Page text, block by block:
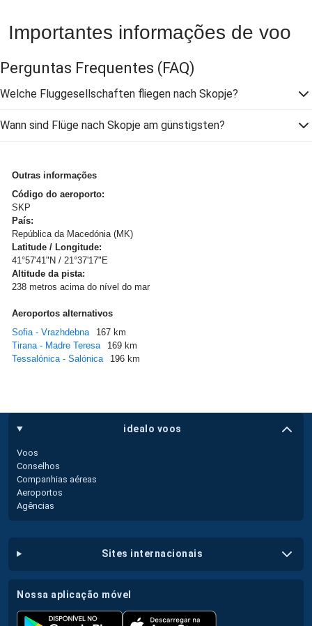
Importantes informações de voo
Perguntas Frequentes (FAQ)
Welche Fluggesellschaften fliegen nach Skopje?
Wann sind Flüge nach Skopje am günstigsten?
Outras informações
Código do aeroporto:
SKP
País:
República da Macedónia (MK)
Latitude / Longitude:
41°57'41"N / 21°37'17"E
Altitude da pista:
238 metros acima do nível do mar
Aeroportos alternativos
Sofia - Vrazhdebna
167 km
Tirana - Madre Teresa
169 km
Tessalónica - Salónica
196 km
idealo voos
Voos
Conselhos
Companhias aéreas
Aeroportos
Agências
sites internacionais
nossa aplicação móvel